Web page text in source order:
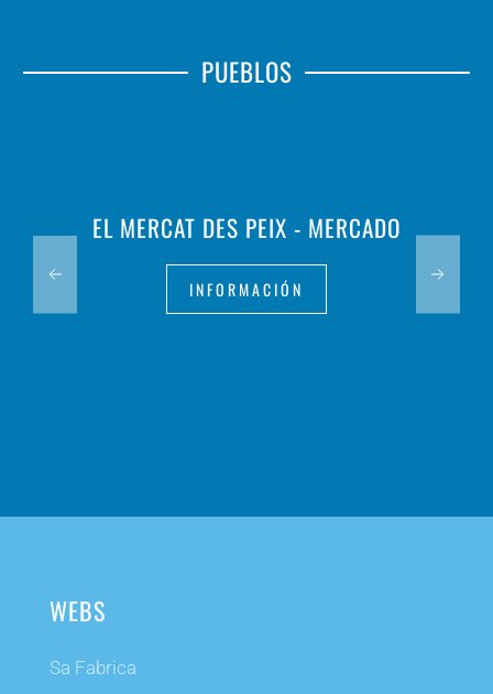
PUEBLOS
EL MERCAT DES PEIX - MERCADO
INFORMACIÓN
WEBS
Sa Fabrica